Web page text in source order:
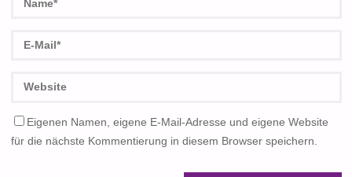
Eigenen Namen, eigene E-Mail-Adresse und eigene Website
für die nächste Kommentierung in diesem Browser speichern.